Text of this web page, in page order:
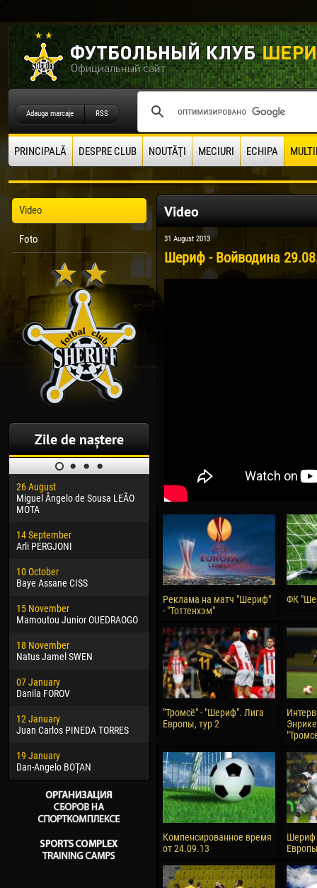
Adauga marcaje RSS
PRINCIPALĂ DESPRE CLUB NOUTĂŢI MECIURI ECHIPA
Video
Foto
Zile de naștere
26 August
Miguel Ângelo de Sousa LEÃO
MOTA
14 September
Arli PERGJONI
10 October
Baye Assane CISS
15 November
Mamoutou Junior OUEDRAOGO
18 November
Natus Jamel SWEN
07 January
Danila FOROV
12 January
Juan Carlos PINEDA TORRES
19 January
Dan-Angelo BOȚAN
30 January
Dhoraso Moreo KLAS
Vladislav COSTIN
02 March
Veaceslav COZMA
09 March
Emmanuel AFETSE
20 March
Jayder Moreno ASPRILLA
22 March
Samba KONÉ
26 March
Vitor Hugo Morais de OLIVEIRA
Raí LOPES DE OLIVEIRA
04
13
24
15
24
28
Ivan
Video
31 August 2013
Шериф - Войводина
Реклама на матч "Шериф"
- "Тоттенхэм"
ФК
"Тромсё" - "Шериф". Лига
Европы, тур 2
Компенсированное время
от 24.09.13
Шериф